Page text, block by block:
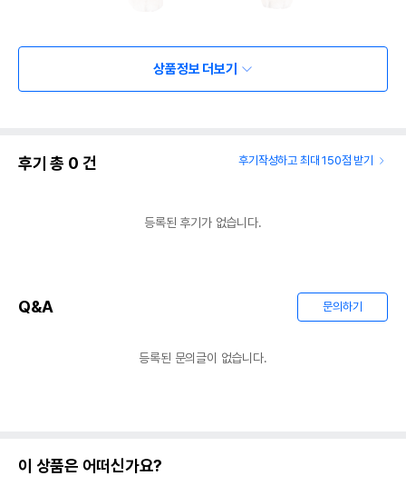
상품정보 더보기
후기 총 0 건 후기작성하고 최대 150점 받기
등록된 후기가 없습니다.
Q&A 문의하기
등록된 문의글이 없습니다.
이 상품은 어떠신가요?